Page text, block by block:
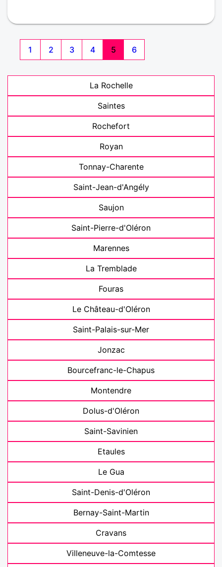
1 2 3 4 5 6
La Rochelle
Saintes
Rochefort
Royan
Tonnay-Charente
Saint-Jean-d'Angély
Saujon
Saint-Pierre-d'Oléron
Marennes
La Tremblade
Fouras
Le Château-d'Oléron
Saint-Palais-sur-Mer
Jonzac
Bourcefranc-le-Chapus
Montendre
Dolus-d'Oléron
Saint-Savinien
Etaules
Le Gua
Saint-Denis-d'Oléron
Bernay-Saint-Martin
Cravans
Villeneuve-la-Comtesse